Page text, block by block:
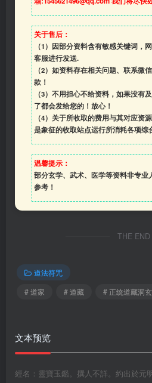
关于售后：
（1）因部分资料含有敏感关键词，
客服进行发送.
（2）如资料存在相关问题、联系微
款！
（3） 不用担心不给资料，如果没有
了都会发给您的！放心！
（4） 关于所收取的费用与其对应资
是象征的收取站点运行所消耗各项综
温馨提示：
部分玄学、武术、医学等资料非专业
参考！
THE END
道法符咒
# 道家
# 道藏 # 正统道藏洞
文本预览
經名：靈寶玉鑑。撰人不詳。約出於元